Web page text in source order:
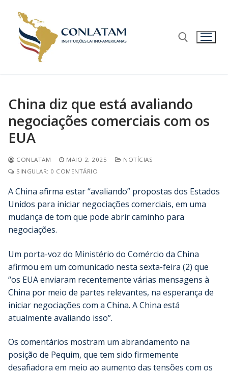
China diz que está avaliando
negociações comerciais com os
EUA
CONLATAM MAIO 2, 2025
NOTÍCIAS
SINGULAR: 0 COMENTÁRIO
A China afirma estar “avaliando” propostas dos Estados
Unidos para iniciar negociações comerciais, em uma
mudança de tom que pode abrir caminho para
negociações.
Um porta-voz do Ministério do Comércio da China
afirmou em um comunicado nesta sexta-feira (2) que
“os EUA enviaram recentemente várias mensagens à
China por meio de partes relevantes, na esperança de
iniciar negociações com a China. A China está
atualmente avaliando isso”.
Os comentários mostram um abrandamento na
posição de Pequim, que tem sido firmemente
desafiadora em meio ao aumento das tensões com os